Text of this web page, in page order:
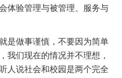
体验管理与被管理、服务与
是做事谨慎，不要因为简单
我们现在的情况并不理想，
人说社会和校园是两个完全